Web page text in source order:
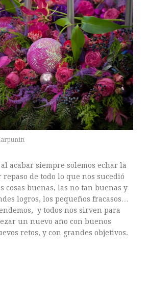
al acabar siempre solemos echar la
repaso de todo lo que nos sucedió
cosas buenas, las no tan buenas y
logros, los pequeños fracasos…
y todos nos sirven para
un nuevo año con buenos
retos, y con grandes objetivos.